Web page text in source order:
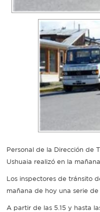
Recorrido
colectivos
Recarga
SUBE
Personal de la Dirección de
Ushuaia realizó en la
Los inspectores de tránsito
mañana de hoy una serie
A partir de las 5.15 y hasta